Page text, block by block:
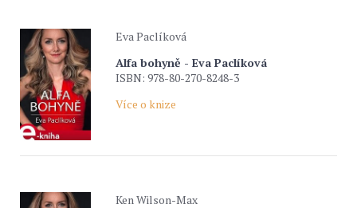
Eva Paclíková
Alfa bohyně - Eva Paclíková
ISBN: 978-80-270-8248-3
Více o knize
Ken Wilson-Max